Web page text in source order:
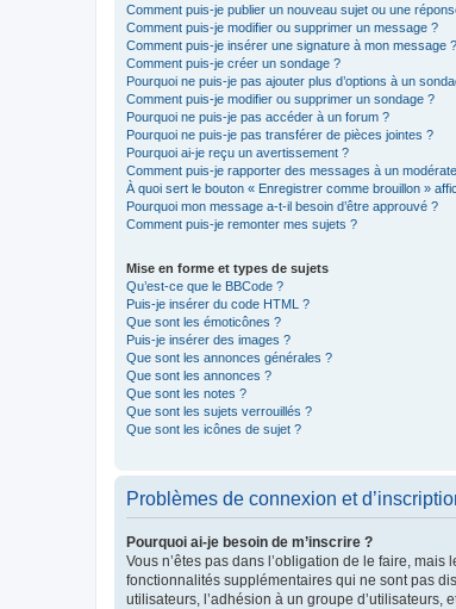
Comment puis-je publier un nouveau sujet ou une
Comment puis-je modifier ou supprimer un message ?
Comment puis-je insérer une signature à mon message ?
Comment puis-je créer un sondage ?
Pourquoi ne puis-je pas ajouter plus d’options à un
Comment puis-je modifier ou supprimer un sondage ?
Pourquoi ne puis-je pas accéder à un forum ?
Pourquoi ne puis-je pas transférer de pièces jointes ?
Pourquoi ai-je reçu un avertissement ?
Comment puis-je rapporter des messages à un
À quoi sert le bouton « Enregistrer comme brouillon »
Pourquoi mon message a-t-il besoin d’être approuvé ?
Comment puis-je remonter mes sujets ?
Mise en forme et types de sujets
Qu’est-ce que le BBCode ?
Puis-je insérer du code HTML ?
Que sont les émoticônes ?
Puis-je insérer des images ?
Que sont les annonces générales ?
Que sont les annonces ?
Que sont les notes ?
Que sont les sujets verrouillés ?
Que sont les icônes de sujet ?
Problèmes de connexion et
Pourquoi ai-je besoin de m’inscrire ?
Vous n’êtes pas dans l’obligation de le faire,
fonctionnalités supplémentaires qui ne sont pas
utilisateurs, l’adhésion à un groupe d’utilisateurs,